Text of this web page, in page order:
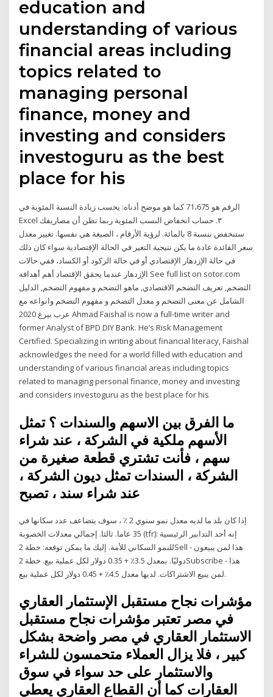
education and
understanding of various
financial areas including
topics related to
managing personal
finance, money and
investing and considers
investoguru as the best
place for his
الرقم هو 71،675 كما هو موضح أدناه: يحسب زيادة النسبة المئوية في
Excel ٣. حساب انخفاض النسب المئوية ربما تظن أن مصاريفك
ستنخفض بنسبة 8 بالمائة. لرؤية الأرقام ، الصيغة هي نفسها. تغيير معدل
سعر الفائدة عادة ما يكن نتيجية التغير في الحالة الإقتصادية سواء كان ذلك
في حالة الإزدهار الإقتصادي أو في حالة الركود أو الكساد، ففي حالات
الإزدهار عندما يحقق الإقتصاد أهم أهدافه See full list on sotor.com
التضخم, تعريف التضخم الاقتصادي, ماهو التضخم و مفهوم التضخم, الدليل
الشامل عن معنى التضخم و معدل التضخم و مفهوم التضخم وانواعه مع
عرب بيرغ 2020 Ahmad Faishal is now a full-time writer and
former Analyst of BPD DIY Bank. He’s Risk Management
Certified. Specializing in writing about financial literacy, Faishal
acknowledges the need for a world filled with education and
understanding of various financial areas including topics
related to managing personal finance, money and investing
and considers investoguru as the best place for his
ما الفرق بين الاسهم والسندات ؟ تمثل
الأسهم ملكية في الشركة ، عند شراء
سهم ، فأنت تشتري قطعة صغيرة من
الشركة ، السندات تمثل ديون الشركة ،
عند شراء سند ، تصبح
إذا كان بلد ما لديه معدل نمو سنوي 2 ٪ ، سوف يتضاعف عدد سكانها في
35 عاما. ثالثا. إجمالي معدلات الخصوبة (tfr): إنه أحد التدابير الرئيسية
للنمو السكاني للأمة. إليك ما يمكن توقعه: خطة 2Sell - هذا لمن يبيعون
دوليًا. بمعدل 3.5٪ + 0.35 دولار لكل عملية بيع. خطة 2Subscribe - هذا
لمن يبيع الاشتراكات. لديها معدل 4.5٪ + 0.45 دولار لكل عملية بيع.
مؤشرات نجاح مستقبل الإستثمار العقاري
في مصر تعتبر مؤشرات نجاح مستقبل
الاستثمار العقاري في مصر واضحة بشكل
كبير ، فلا يزال العملاء متحمسون للشراء
والاستثمار على حد سواء في سوق
العقارات كما أن القطاع العقاري يعطي